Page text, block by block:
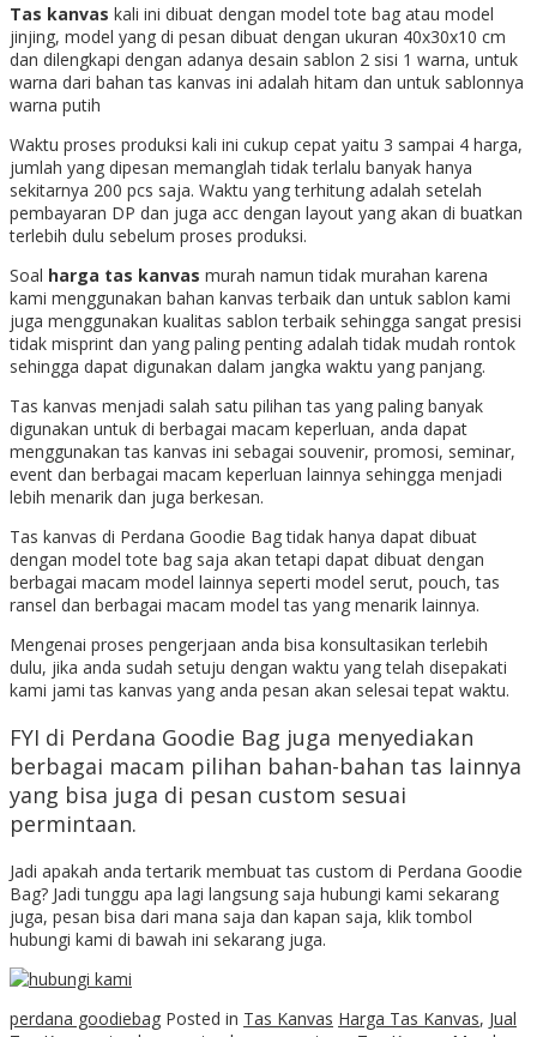
Tas kanvas kali ini dibuat dengan model tote bag atau model
jinjing, model yang di pesan dibuat dengan ukuran 40x30x10 cm
dan dilengkapi dengan adanya desain sablon 2 sisi 1 warna, untuk
warna dari bahan tas kanvas ini adalah hitam dan untuk sablonnya
warna putih
Waktu proses produksi kali ini cukup cepat yaitu 3 sampai 4 harga,
jumlah yang dipesan memanglah tidak terlalu banyak hanya
sekitarnya 200 pcs saja. Waktu yang terhitung adalah setelah
pembayaran DP dan juga acc dengan layout yang akan di buatkan
terlebih dulu sebelum proses produksi.
Soal harga tas kanvas murah namun tidak murahan karena
kami menggunakan bahan kanvas terbaik dan untuk sablon kami
juga menggunakan kualitas sablon terbaik sehingga sangat presisi
tidak misprint dan yang paling penting adalah tidak mudah rontok
sehingga dapat digunakan dalam jangka waktu yang panjang.
Tas kanvas menjadi salah satu pilihan tas yang paling banyak
digunakan untuk di berbagai macam keperluan, anda dapat
menggunakan tas kanvas ini sebagai souvenir, promosi, seminar,
event dan berbagai macam keperluan lainnya sehingga menjadi
lebih menarik dan juga berkesan.
Tas kanvas di Perdana Goodie Bag tidak hanya dapat dibuat
dengan model tote bag saja akan tetapi dapat dibuat dengan
berbagai macam model lainnya seperti model serut, pouch, tas
ransel dan berbagai macam model tas yang menarik lainnya.
Mengenai proses pengerjaan anda bisa konsultasikan terlebih
dulu, jika anda sudah setuju dengan waktu yang telah disepakati
kami jami tas kanvas yang anda pesan akan selesai tepat waktu.
FYI di Perdana Goodie Bag juga menyediakan
berbagai macam pilihan bahan-bahan tas lainnya
yang bisa juga di pesan custom sesuai
permintaan.
Jadi apakah anda tertarik membuat tas custom di Perdana Goodie
Bag? Jadi tunggu apa lagi langsung saja hubungi kami sekarang
juga, pesan bisa dari mana saja dan kapan saja, klik tombol
hubungi kami di bawah ini sekarang juga.
perdana goodiebag Posted in Tas Kanvas Harga Tas Kanvas, Jual